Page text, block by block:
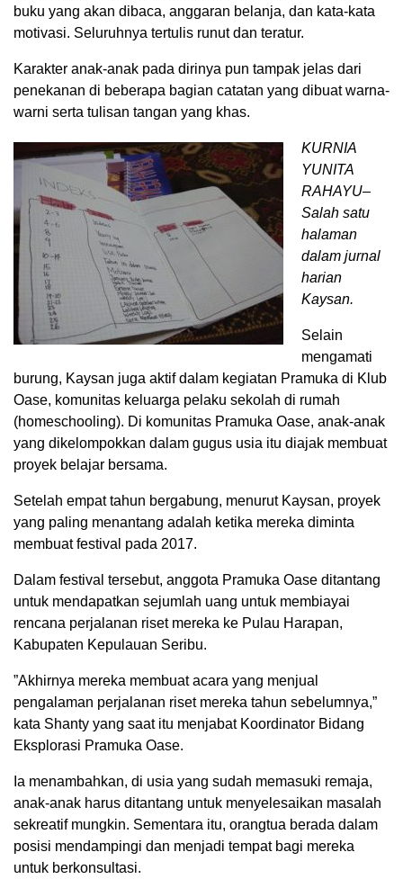
buku yang akan dibaca, anggaran belanja, dan kata-kata
motivasi. Seluruhnya tertulis runut dan teratur.
Karakter anak-anak pada dirinya pun tampak jelas dari
penekanan di beberapa bagian catatan yang dibuat warna-
warni serta tulisan tangan yang khas.
KURNIA
YUNITA
RAHAYU–
Salah satu
halaman
dalam jurnal
harian
Kaysan.
Selain
mengamati
burung, Kaysan juga aktif dalam kegiatan Pramuka di Klub
Oase, komunitas keluarga pelaku sekolah di rumah
(homeschooling). Di komunitas Pramuka Oase, anak-anak
yang dikelompokkan dalam gugus usia itu diajak membuat
proyek belajar bersama.
Setelah empat tahun bergabung, menurut Kaysan, proyek
yang paling menantang adalah ketika mereka diminta
membuat festival pada 2017.
Dalam festival tersebut, anggota Pramuka Oase ditantang
untuk mendapatkan sejumlah uang untuk membiayai
rencana perjalanan riset mereka ke Pulau Harapan,
Kabupaten Kepulauan Seribu.
”Akhirnya mereka membuat acara yang menjual
pengalaman perjalanan riset mereka tahun sebelumnya,”
kata Shanty yang saat itu menjabat Koordinator Bidang
Eksplorasi Pramuka Oase.
Ia menambahkan, di usia yang sudah memasuki remaja,
anak-anak harus ditantang untuk menyelesaikan masalah
sekreatif mungkin. Sementara itu, orangtua berada dalam
posisi mendampingi dan menjadi tempat bagi mereka
untuk berkonsultasi.